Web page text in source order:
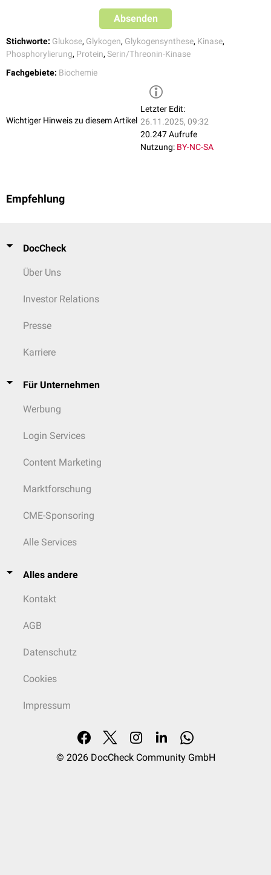
Absenden
Stichworte: Glukose, Glykogen, Glykogensynthese, Kinase,
Phosphorylierung, Protein, Serin/Threonin-Kinase
Fachgebiete: Biochemie
Wichtiger Hinweis zu diesem Artikel
Letzter Edit:
26.11.2025, 09:32
20.247 Aufrufe
Nutzung: BY-NC-SA
Empfehlung
DocCheck
Über Uns
Investor Relations
Presse
Karriere
Für Unternehmen
Werbung
Login Services
Content Marketing
Marktforschung
CME-Sponsoring
Alle Services
Alles andere
Kontakt
AGB
Datenschutz
Cookies
Impressum
© 2026 DocCheck Community GmbH